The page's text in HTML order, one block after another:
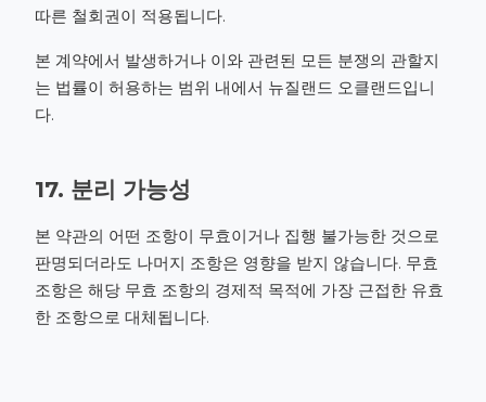
따른 철회권이 적용됩니다.
본 계약에서 발생하거나 이와 관련된 모든 분쟁의 관할지
는 법률이 허용하는 범위 내에서 뉴질랜드 오클랜드입니
다.
17. 분리 가능성
본 약관의 어떤 조항이 무효이거나 집행 불가능한 것으로
판명되더라도 나머지 조항은 영향을 받지 않습니다. 무효
조항은 해당 무효 조항의 경제적 목적에 가장 근접한 유효
한 조항으로 대체됩니다.